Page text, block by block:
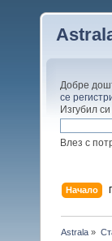
Добре
се
Изгубил си
Влез с
Начало
Astrala »